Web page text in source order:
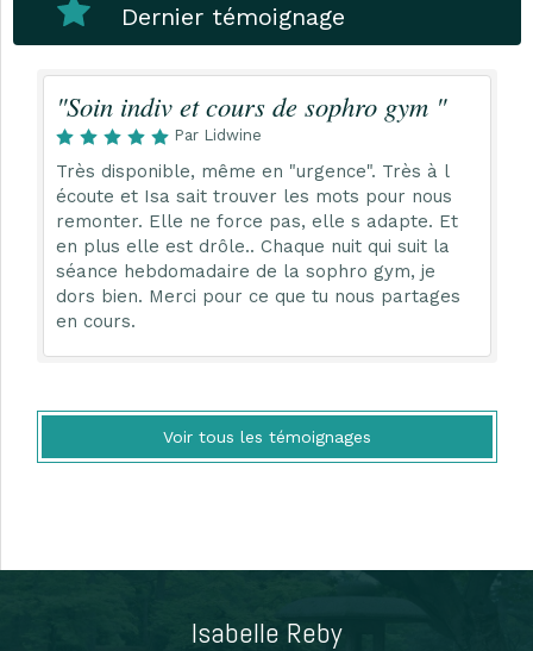
Dernier témoignage
"Soin indiv et cours de sophro gym "
Par Lidwine
Très disponible, même en "urgence". Très à l
écoute et Isa sait trouver les mots pour nous
remonter. Elle ne force pas, elle s adapte. Et
en plus elle est drôle.. Chaque nuit qui suit la
séance hebdomadaire de la sophro gym, je
dors bien. Merci pour ce que tu nous partages
en cours.
Voir tous les témoignages
Isabelle Reby